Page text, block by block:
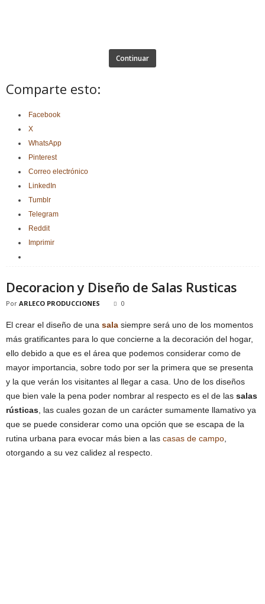
Continuar
Comparte esto:
Facebook
X
WhatsApp
Pinterest
Correo electrónico
LinkedIn
Tumblr
Telegram
Reddit
Imprimir
Decoracion y Diseño de Salas Rusticas
Por ARLECO PRODUCCIONES 0
El crear el diseño de una sala siempre será uno de los momentos
más gratificantes para lo que concierne a la decoración del hogar,
ello debido a que es el área que podemos considerar como de
mayor importancia, sobre todo por ser la primera que se presenta
y la que verán los visitantes al llegar a casa. Uno de los diseños
que bien vale la pena poder nombrar al respecto es el de las salas
rústicas , las cuales gozan de un carácter sumamente llamativo ya
que se puede considerar como una opción que se escapa de la
rutina urbana para evocar más bien a las casas de campo
otorgando a su vez calidez al respecto.